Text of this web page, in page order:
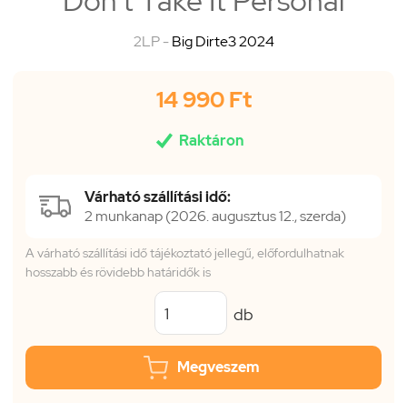
2LP -Big Dirte3 2024
14 990 Ft
 Raktáron
Várható szállítási idő:
2 munkanap (2026. augusztus 12., szerda)
A várható szállítási idő tájékoztató jellegű, előfordulhatnak
hosszabb és rövidebb határidők is
db
Megveszem